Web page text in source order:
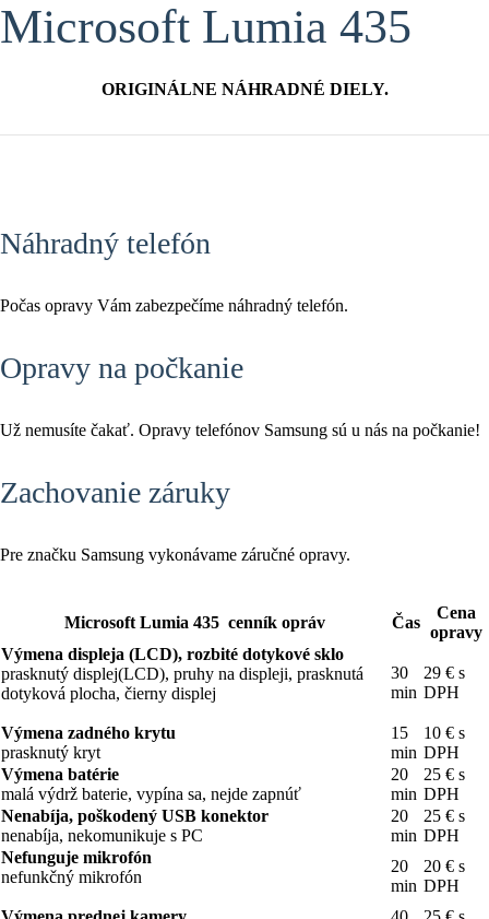
Microsoft Lumia 435
ORIGINÁLNE NÁHRADNÉ DIELY.
Náhradný telefón
Počas opravy Vám zabezpečíme náhradný telefón.
Opravy na počkanie
Už nemusíte čakať. Opravy telefónov Samsung sú u nás na počkanie!
Zachovanie záruky
Pre značku Samsung vykonávame záručné opravy.
Microsoft Lumia 435 cenník opráv Čas
Cena
opravy
Výmena displeja (LCD), rozbité dotykové sklo
prasknutý displej(LCD), pruhy na displeji, prasknutá
dotyková plocha, čierny displej
30
min
29 € s
DPH
Výmena zadného krytu
prasknutý kryt
15
min
10 € s
DPH
Výmena batérie
malá výdrž baterie, vypína sa, nejde zapnúť
20
min
25 € s
DPH
Nenabíja, poškodený USB konektor
nenabíja, nekomunikuje s PC
20
min
25 € s
DPH
Nefunguje mikrofón
nefunkčný mikrofón
20
min
20 € s
DPH